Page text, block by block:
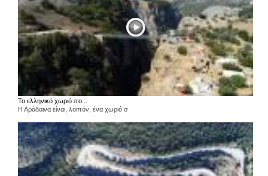
Το ελληνικό χωριό πο...
Η Αράδαινα είναι, λοιπόν, ένα χωριό σ